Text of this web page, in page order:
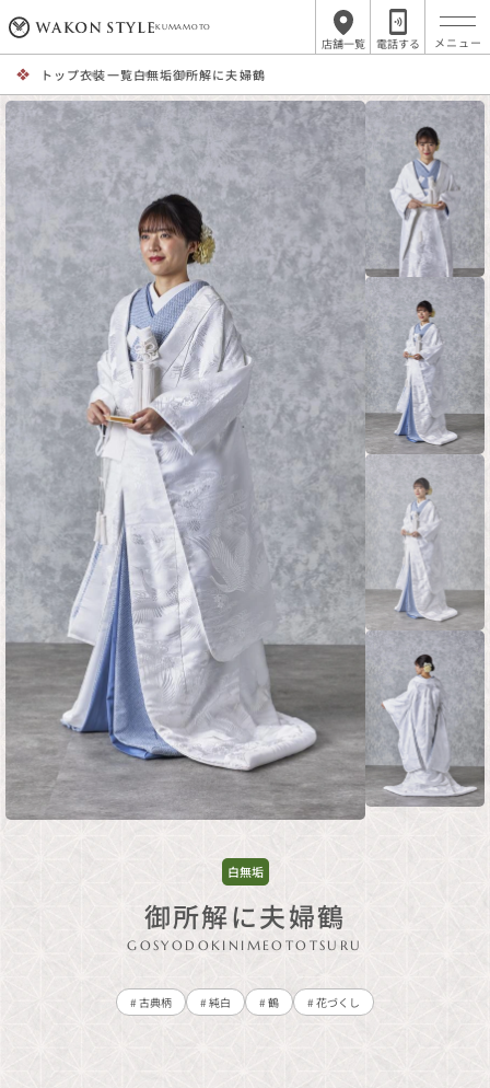
KUMAMOTO
店舗一覧 電話する
トップ衣装一覧白無垢御所解に夫婦鶴
白無垢
御所解に夫婦鶴
GOSYODOKINIMEOTOTSURU
# 古典柄 # 純白 # 鶴 # 花づくし